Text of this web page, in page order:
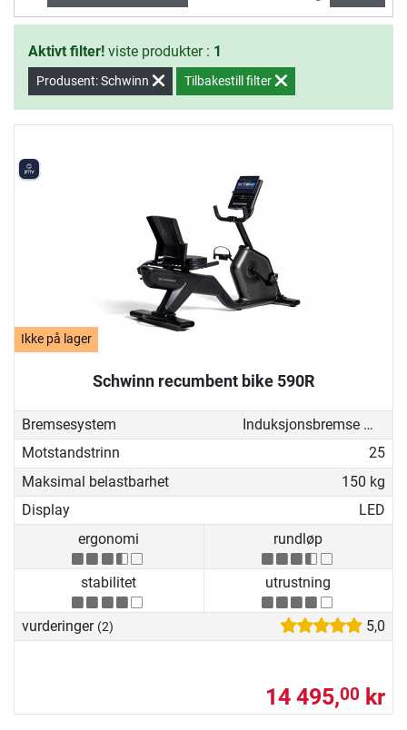
Aktivt filter! viste produkter : 1
Produsent: Schwinn Tilbakestill filter
Ikke på lager
Schwinn recumbent bike 590R
Bremsesystem
Induksjonsbremse med generator
Motstandstrinn
25
Maksimal belastbarhet
150 kg
Display
LED
ergonomi
rundløp
stabilitet utrustning
vurderinger (2) 5,0
14 495,00 kr